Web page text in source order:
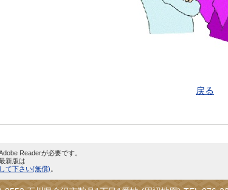
戻る
Readerが必要です。
新版は
て下さい(無償)